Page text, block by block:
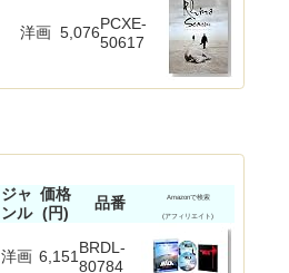
洋画 5,076PCXE-
50617
ジャ
ンル
価格
(円)
品番 Amazonで検索
(アフィリエイト)
洋画 6,151 BRDL-
80784